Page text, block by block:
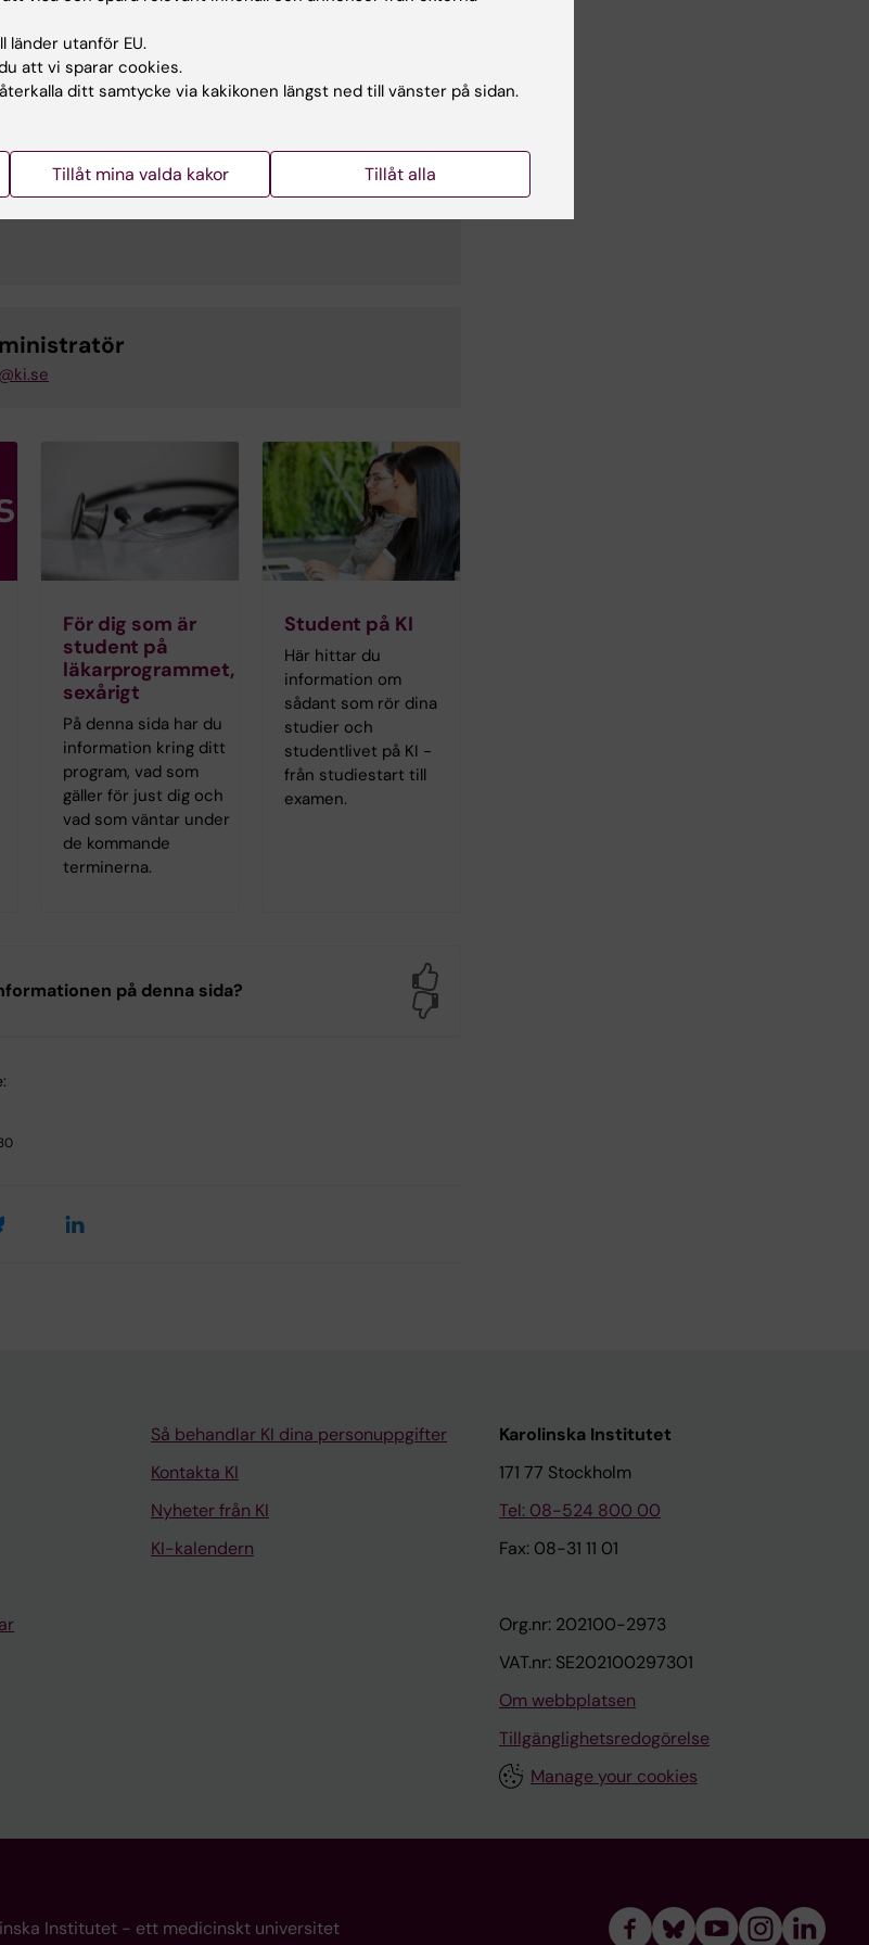
Telefon: +46852483394
E-post:
nina.viberg@ki.se
För dig som är
student på
läkarprogrammet,
sexårigt
På denna sida har du
information kring ditt
program, vad som
gäller för just dig och
vad som väntar under
de kommande
terminerna.
Student på KI
Här hittar du
information om
sådant som rör dina
studier och
studentlivet på KI -
från studiestart till
examen.
på denna sida?
Så behandlar KI dina personuppgifter
Kontakta KI
Nyheter från KI
KI-kalendern
Karolinska Institutet
171 77 Stockholm
Tel: 08-524 800 00
Fax: 08-31 11 01
Org.nr: 202100-2973
VAT.nr: SE202100297301
Om webbplatsen
Tillgänglighetsredogörelse
Manage your cookies
Institutet - ett medicinskt universitet
länder utanför EU.
att vi sparar cookies.
ditt samtycke via kakikonen längst ned till vänster på sidan.
Tillåt mina valda kakor Tillåt alla